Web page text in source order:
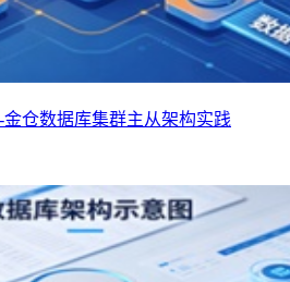
金仓数据库集群主从架构实践